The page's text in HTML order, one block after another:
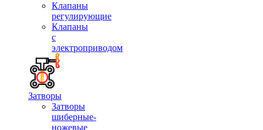
Клапаны
регулирующие
Клапаны
с
электроприводом
Затворы
Затворы
шиберные-
ножевые